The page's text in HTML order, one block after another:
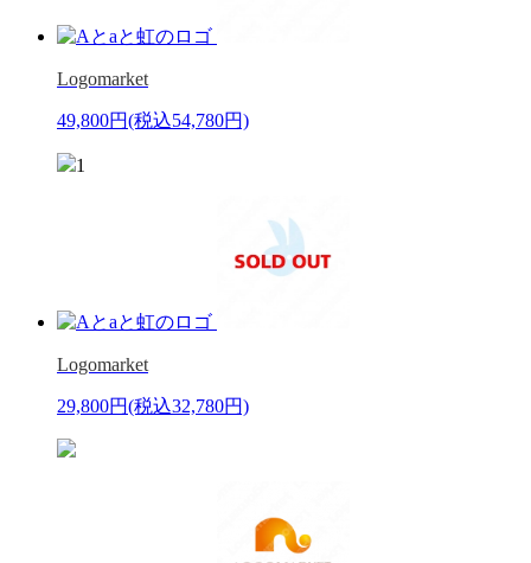
Logomarket
49,800円(税込54,780円)
1
Logomarket
29,800円(税込32,780円)